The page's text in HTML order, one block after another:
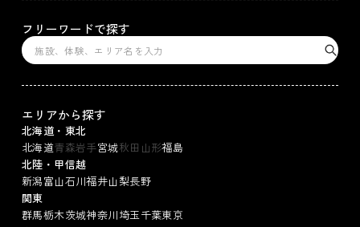
フリーワードで探す
エリアから探す
北海道・東北
北海道青森岩手宮城秋田 山形福島
北陸・甲信越
新潟富山石川福井山梨長野
関東
群馬栃木茨城神奈川埼玉千葉東京